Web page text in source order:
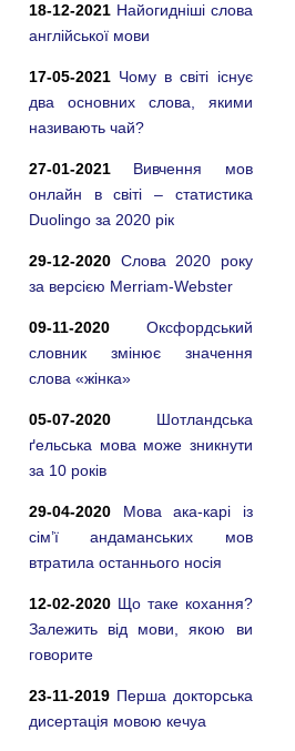
18-12-2021 Найогидніші слова
англійської мови
17-05-2021 Чому в світі існує
два основних слова, якими
називають чай?
27-01-2021 Вивчення мов
онлайн в світі – статистика
Duolingo за 2020 рік
29-12-2020 Слова 2020 року
за версією Merriam-Webster
09-11-2020 Оксфордський
словник змінює значення
слова «жінка»
05-07-2020 Шотландська
ґельська мова може зникнути
за 10 років
29-04-2020 Мова ака-карі із
сім’ї андаманських мов
втратила останнього носія
12-02-2020 Що таке кохання?
Залежить від мови, якою ви
говорите
23-11-2019 Перша докторська
дисертація мовою кечуа